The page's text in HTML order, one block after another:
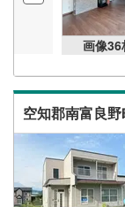
画像36
空知郡南富良